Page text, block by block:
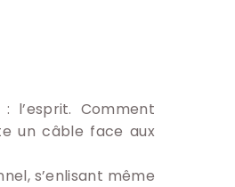
l’esprit. Comment
un câble face aux
s’enlisant même